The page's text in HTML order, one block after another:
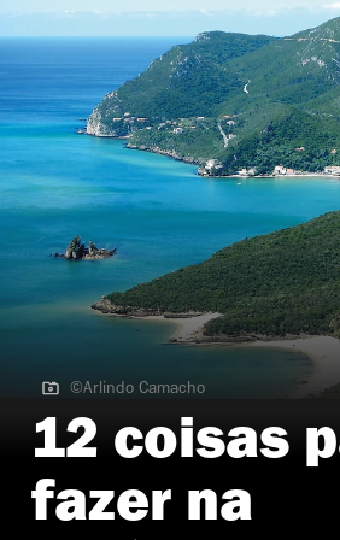
©Arlindo Camacho | Serra da Arrábida
©Arlindo Camacho
12 coisas
fazer na